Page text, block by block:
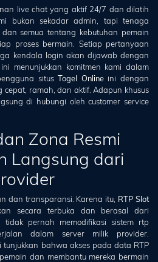
live chat yang aktif 24/7 dan dilatih
bukan sekadar admin, tapi tenaga
semua tentang kebutuhan pemain
proses bermain. Setiap pertanyaan
kendala login akan dijawab dengan
menunjukkan komitmen kami dalam
situsTogel Onlineini dengan
ramah, dan aktif. Adapun khusus
di hubungi oleh customer service
Zona Resmi
Langsung dari
dan transparansi. Karena itu, RTP Slot
secara terbuka dan berasal dari
tidak pernah memodifikasi sistem rtp
dalam server milik provider.
bahwa akses pada data RTP
dan membantu mereka bermain